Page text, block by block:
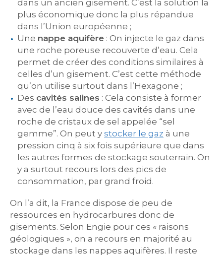
dans un ancien gisement. C’est la solution la
plus économique donc la plus répandue
dans l’Union européenne ;
Une nappe aquifère : On injecte le gaz dans
une roche poreuse recouverte d’eau. Cela
permet de créer des conditions similaires à
celles d’un gisement. C’est cette méthode
qu’on utilise surtout dans l’Hexagone ;
Des cavités salines : Cela consiste à former
avec de l’eau douce des cavités dans une
roche de cristaux de sel appelée “sel
gemme”. On peut y stocker le gaz à une
pression cinq à six fois supérieure que dans
les autres formes de stockage souterrain. On
y a surtout recours lors des pics de
consommation, par grand froid.
On l’a dit, la France dispose de peu de
ressources en hydrocarbures donc de
gisements. Selon Engie pour ces « raisons
géologiques », on a recours en majorité au
stockage dans les nappes aquifères. Il reste